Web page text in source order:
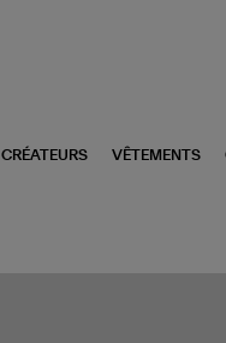
CRÉATEURS VÊTEMENTS